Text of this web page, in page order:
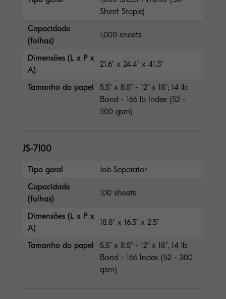
Sheet Staple)
Capacidade
(folhas)
1,000 sheets
Dimensões (L x P x
A)
21.6" x 24.4" x 41.3"
Tamanho do papel
5.5" x 8.5" - 12" x 18"; 14 lb
Bond - 166 lb Index (52 -
300 gsm)
JS-7100
Tipo geral
Job Separator
Capacidade
(folhas)
100 sheets
Dimensões (L x P x
A)
18.8" x 16.5" x 2.5"
Tamanho do papel
5.5" x 8.5" - 12" x 18", 14 lb
Bond - 166 Index (52 - 300
gsm)